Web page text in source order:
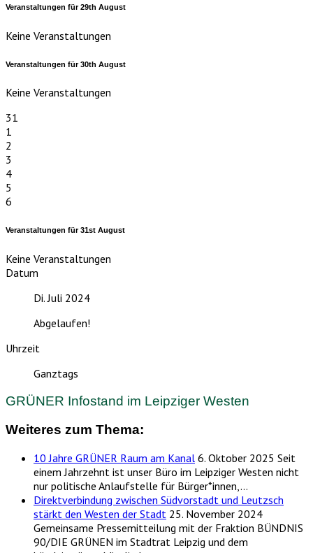
Veranstaltungen für29th August
Keine Veranstaltungen
Veranstaltungen für30th August
Keine Veranstaltungen
31
1
2
3
4
5
6
Veranstaltungen für31st August
Keine Veranstaltungen
Datum
Di. Juli 2024
Abgelaufen!
Uhrzeit
Ganztags
GRÜNER Infostand im Leipziger Westen
Weiteres zum Thema:
10 Jahre GRÜNER Raum am Kanal 6. Oktober 2025 Seit
einem Jahrzehnt ist unser Büro im Leipziger Westen nicht
nur politische Anlaufstelle für Bürger*innen,…
Direktverbindung zwischen Südvorstadt und Leutzsch
stärkt den Westen der Stadt 25. November 2024
Gemeinsame Pressemitteilung mit der Fraktion BÜNDNIS
90/DIE GRÜNEN im Stadtrat Leipzig und dem